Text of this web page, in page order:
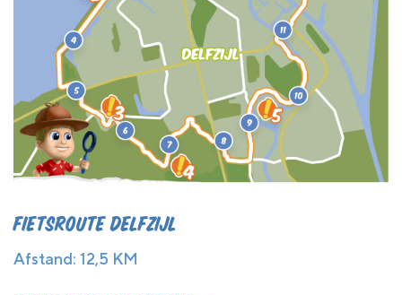
Fietsroute Delfzijl
Afstand: 12,5 KM